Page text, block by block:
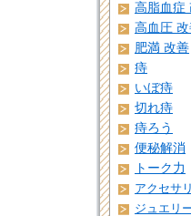
高脂血症
高血圧
肥満 改善
痔
いぼ痔
切れ痔
痔ろう
便秘解消
トーク力
アクセサ
ジュエリ